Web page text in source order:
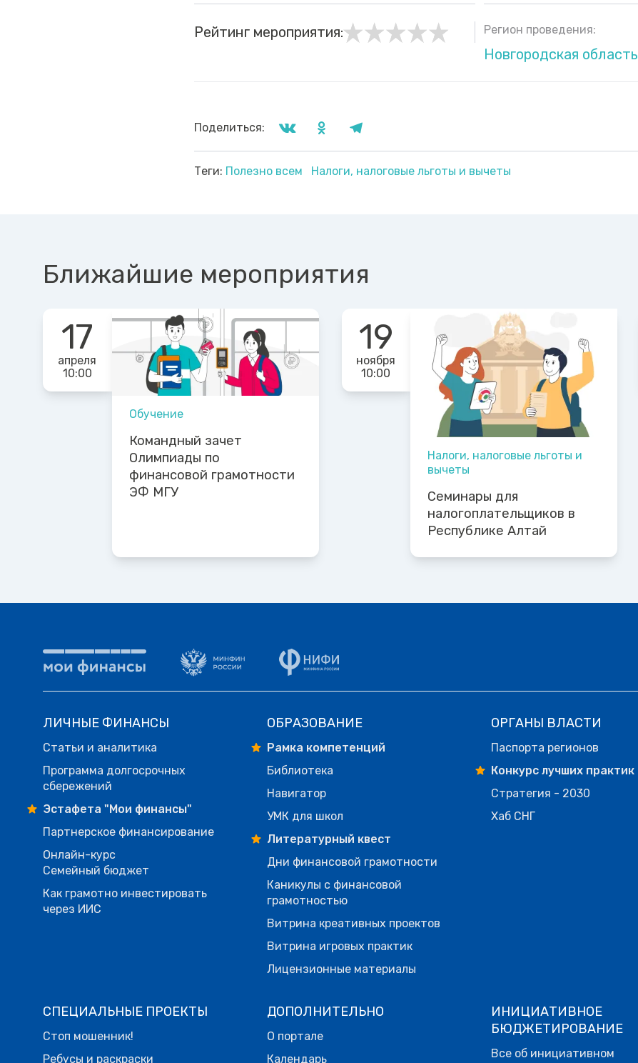
Рейтинг мероприятия: Регион проведения:
Новгородская область
Поделиться:
Теги: Полезно всем Налоги, налоговые льготы и вычеты
Ближайшие мероприятия
17
апреля
10:00
Обучение
Командный зачет
Олимпиады по
финансовой грамотности
ЭФ МГУ
19
ноября
10:00
Налоги, налоговые льготы и
вычеты
Семинары для
налогоплательщиков в
Республике Алтай
ЛИЧНЫЕ ФИНАНСЫ
Статьи и аналитика
Программа долгосрочных
сбережений
Эстафета "Мои финансы"
Партнерское финансирование
Онлайн-курс
Семейный бюджет
Как грамотно инвестировать
через ИИС
ОБРАЗОВАНИЕ
Рамка компетенций
Библиотека
Навигатор
УМК для школ
Литературный квест
Дни финансовой грамотности
Каникулы с финансовой
грамотностью
Витрина креативных проектов
Витрина игровых практик
Лицензионные материалы
ОРГАНЫ ВЛАСТИ
Паспорта регионов
Конкурс лучших практик
Стратегия - 2030
Хаб СНГ
СПЕЦИАЛЬНЫЕ ПРОЕКТЫ
Стоп мошенник!
Ребусы и раскраски
ДОПОЛНИТЕЛЬНО
О портале
Календарь
ИНИЦИАТИВНОЕ
БЮДЖЕТИРОВАНИЕ
Все об инициативном